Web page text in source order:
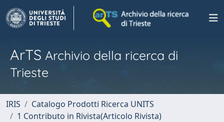
ArTS Archivio della ricerca di
Trieste
IRIS
Catalogo Prodotti Ricerca UNITS
1 Contributo in Rivista(Articolo Rivista)